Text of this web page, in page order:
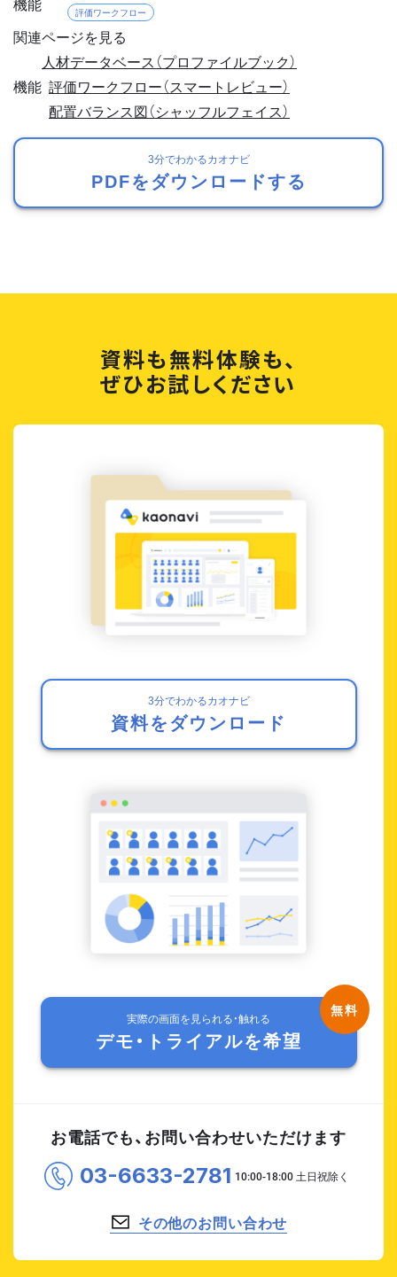
評価ワークフロー
関連ページを見る
機能
人材データベース（プロファイルブック）
評価ワークフロー（スマートレビュー）
配置バランス図（シャッフルフェイス）
3分でわかるカオナビ
PDFをダウンロードする
資料も無料体験も、
ぜひお試しください
3分でわかるカオナビ
資料をダウンロード
実際の画面を見られる・触れる
デモ・トライアルを希望
お電話でも、お問い合わせいただけます
03-6633-2781
その他のお問い合わせ